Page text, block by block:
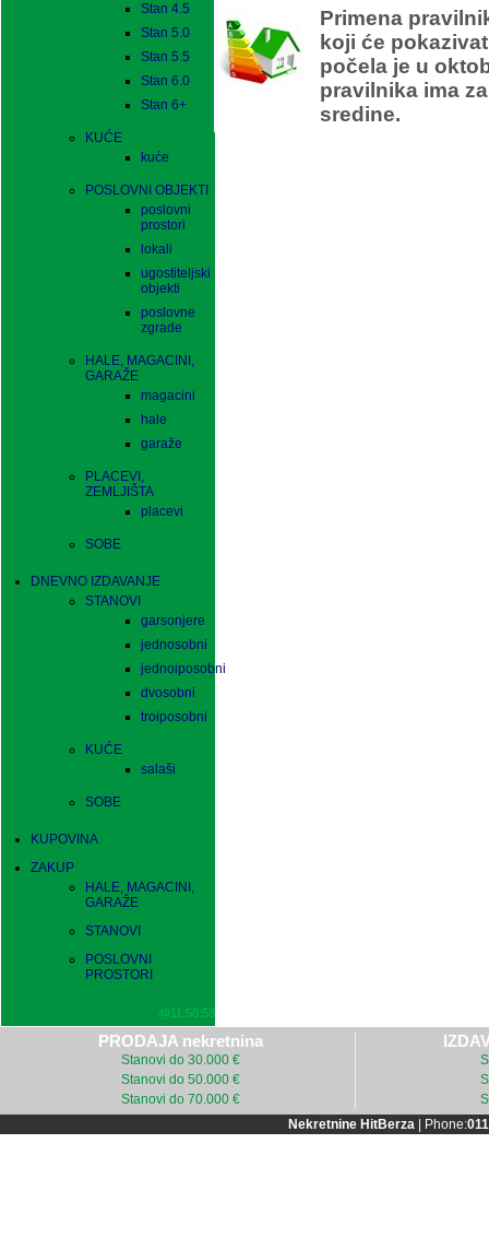
Stan 4.5
Stan 5.0
Stan 5.5
Stan 6.0
Stan 6+
KUĆE
kuće
POSLOVNI OBJEKTI
poslovni
prostori
lokali
ugostiteljski
objekti
poslovne
zgrade
HALE, MAGACINI,
GARAŽE
magacini
hale
garaže
PLACEVI,
ZEMLJIŠTA
placevi
SOBE
DNEVNO IZDAVANJE
STANOVI
garsonjere
jednosobni
jednoiposobni
dvosobni
troiposobni
KUĆE
salaši
SOBE
KUPOVINA
ZAKUP
HALE, MAGACINI,
GARAŽE
STANOVI
POSLOVNI
PROSTORI
@11:58:58
Primena
koji će
počela je u
pravilnika ima
sredine.
PRODAJA nekretnina
Stanovi do 30.000 €
Stanovi do 50.000 €
Stanovi do 70.000 €
Nekretnine HitBerza| Phone: